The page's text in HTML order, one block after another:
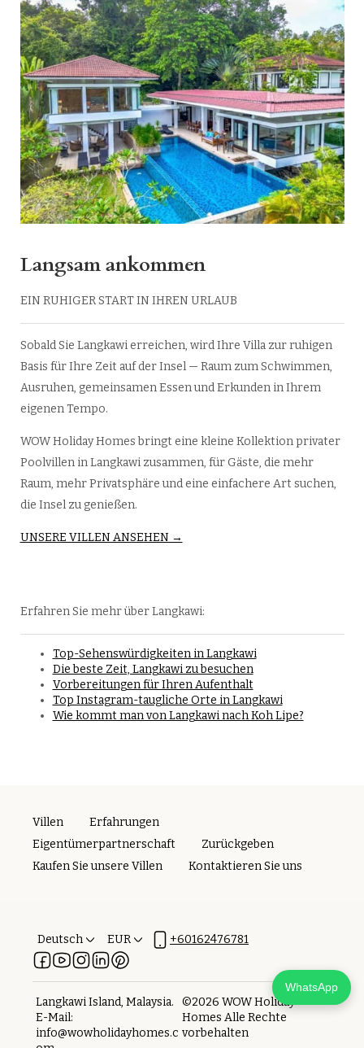
Langsam ankommen
EIN RUHIGER START IN IHREN URLAUB
Sobald Sie Langkawi erreichen, wird Ihre Villa zur ruhigen
Basis für Ihre Zeit auf der Insel — Raum zum Schwimmen,
Ausruhen, gemeinsamen Essen und Erkunden in Ihrem
eigenen Tempo.
WOW Holiday Homes bringt eine kleine Kollektion privater
Poolvillen in Langkawi zusammen, für Gäste, die mehr
Raum, mehr Privatsphäre und eine einfachere Art suchen,
die Insel zu genießen.
UNSERE VILLEN ANSEHEN →
Erfahren Sie mehr über Langkawi:
Top-Sehenswürdigkeiten in Langkawi
Die beste Zeit, Langkawi zu besuchen
Vorbereitungen für Ihren Aufenthalt
Top Instagram-taugliche Orte in Langkawi
Wie kommt man von Langkawi nach Koh Lipe?
Villen
Erfahrungen
Eigentümerpartnerschaft
Zurückgeben
Kaufen Sie unsere Villen
Kontaktieren Sie uns
Deutsch EUR +60162476781
Langkawi Island, Malaysia.
E-Mail:
info@wowholidayhomes.c
©2026 WOW Holiday
Homes Alle Rechte
vorbehalten
WhatsApp